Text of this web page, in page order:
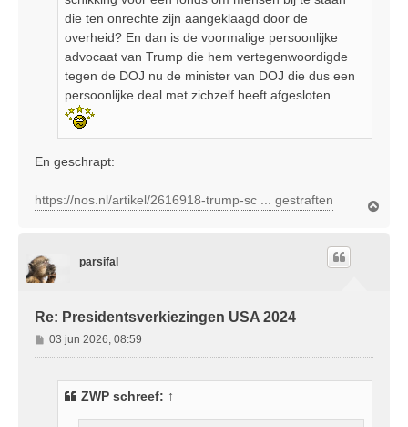
die ten onrechte zijn aangeklaagd door de
overheid? En dan is de voormalige persoonlijke
advocaat van Trump die hem vertegenwoordigde
tegen de DOJ nu de minister van DOJ die dus een
persoonlijke deal met zichzelf heeft afgesloten.
En geschrapt:
https://nos.nl/artikel/2616918-trump-sc ... gestraften
parsifal
Re: Presidentsverkiezingen USA 2024
B
e
03 jun 2026, 08:59
ZWP schreef: ↑